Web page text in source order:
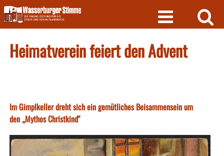
Skip
to
content
Heimatverein feiert den Advent
Im Gimplkeller dreht sich ein gemütliches Beisammensein um
den „Mythos Christkind"